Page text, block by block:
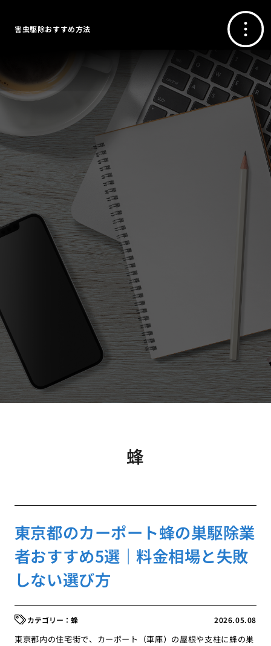
害虫駆除おすすめ方法
蜂
東京都のカーポート蜂の巣駆除業
者おすすめ5選｜料金相場と失敗
しない選び方
2026.05.08
蜂
東京都内の住宅街で、カーポート（車庫）の屋根や支柱に蜂の巣